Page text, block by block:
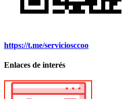
https://t.me/serviciosccoo
Enlaces de interés